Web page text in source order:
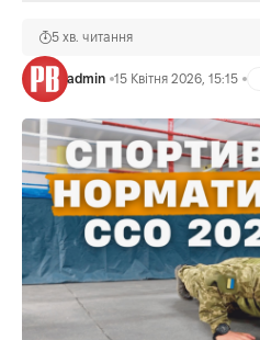
admin 15 Квітня 2026, 15:15
5 хв. читання